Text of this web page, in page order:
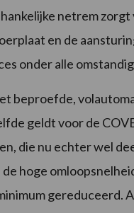
netrem
en de
onder alle
beproefde,
geldt voor de
die nu echter wel
hoge
gereduceerd.